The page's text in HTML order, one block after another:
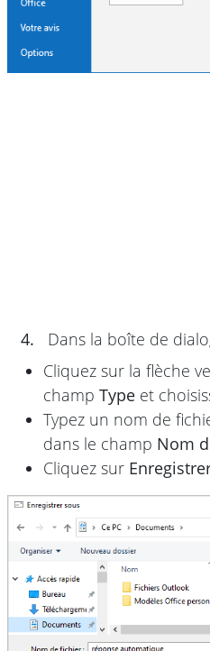
4. Dans la boîte de
Cliquez sur la flèche
champ Type et
Typez un nom de
dans le champ Nom
Cliquez sur